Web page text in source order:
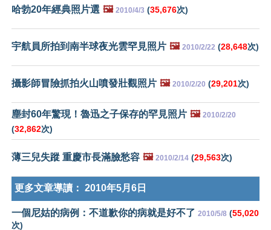
哈勃20年經典照片選 🖼️ 2010/4/3 (35,676次)
宇航員所拍到南半球夜光雲罕見照片 🖼️ 2010/2/22 (28,648次)
攝影師冒險抓拍火山噴發壯觀照片 🖼️ 2010/2/20 (29,201次)
塵封60年驚現！魯迅之子保存的罕見照片 🖼️ 2010/2/20
(32,862次)
薄三兒失蹤 重慶市長滿臉愁容 🖼️ 2010/2/14 (29,563次)
更多文章導讀： 2010年5月6日
一個尼姑的病例：不道歉你的病就是好不了 2010/5/8 (55,020
次)